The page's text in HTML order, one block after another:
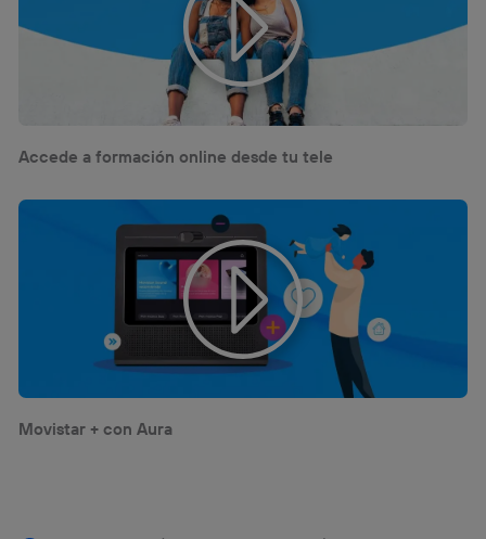
Accede a formación online desde tu tele
Movistar + con Aura